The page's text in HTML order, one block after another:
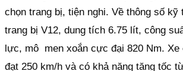
chọn trang bị, tiện nghi. Về thông số kỹ
trang bị V12, dung tích 6.75 lít, công
lực, mô men xoắn cực đại 820 Nm. Xe
đạt 250 km/h và có khả năng tăng tốc